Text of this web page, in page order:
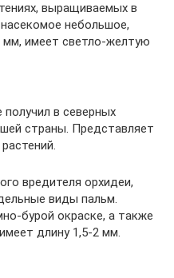
выращиваемых в
небольшое,
мм, имеет светло-желтую
в северных
страны. Представляет
вредителя орхидеи,
виды пальм.
бурой окраске, а также
длину 1,5-2 мм.